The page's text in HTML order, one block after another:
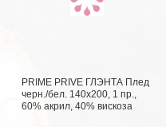
PRIME PRIVE ГЛЭНТА Плед
черн./бел. 140х200, 1 пр.,
60% акрил, 40% вискоза